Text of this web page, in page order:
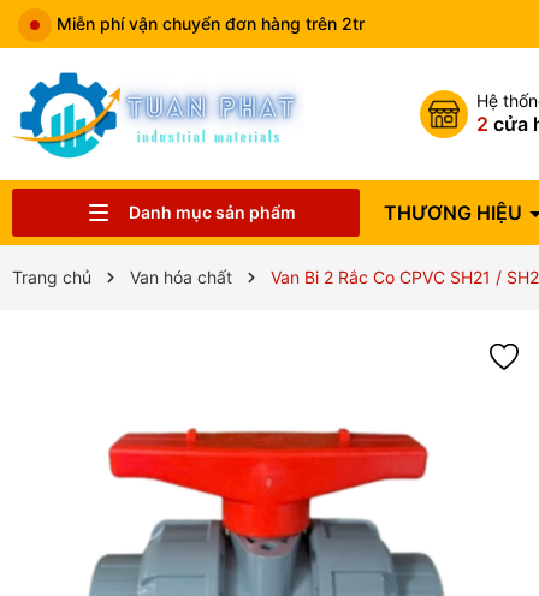
Miễn phí vận chuyển đơn hàng trên 2tr
Hệ
2 cửa
Danh mục sản phẩm THƯƠNG HIỆU
Trang chủ Van hóa chất Van Bi 2 Rắc Co CPVC SH21 /